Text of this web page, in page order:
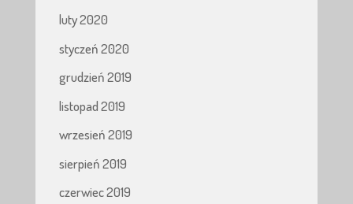
luty 2020
styczeń 2020
grudzień 2019
listopad 2019
wrzesień 2019
sierpień 2019
czerwiec 2019